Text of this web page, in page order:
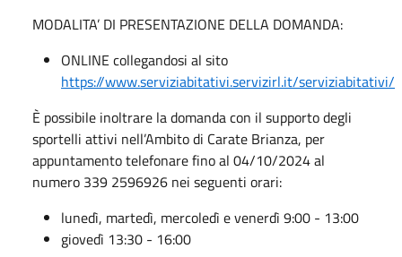
MODALITA’ DI PRESENTAZIONE DELLA DOMANDA:
ONLINE collegandosi al sito
https://www.serviziabitativi.servizirl.it/serviziabitativi/
È possibile inoltrare la domanda con il supporto degli
sportelli attivi nell’Ambito di Carate Brianza, per
appuntamento telefonare fino al 04/10/2024 al
numero 339 2596926 nei seguenti orari:
lunedì, martedì, mercoledì e venerdì 9:00 - 13:00
giovedì 13:30 - 16:00